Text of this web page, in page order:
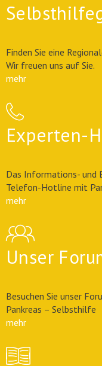
Finden Sie eine
Wir freuen uns auf Sie.
mehr
Experten-
Das Informations- und
Telefon-Hotline mit
mehr
Unser
Besuchen Sie unser
Pankreas – Selbsthilfe
mehr